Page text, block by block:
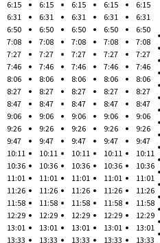
6:15
6:31
6:50
7:08
7:27
7:46
8:06
8:27
8:47
9:06
9:26
9:47
10:11
10:36
11:01
11:26
11:58
12:29
13:01
13:33
6:15
6:31
6:50
7:08
7:27
7:46
8:06
8:27
8:47
9:06
9:26
9:47
10:11
10:36
11:01
11:26
11:58
12:29
13:01
13:33
6:15
6:31
6:50
7:08
7:27
7:46
8:06
8:27
8:47
9:06
9:26
9:47
10:11
10:36
11:01
11:26
11:58
12:29
13:01
13:33
6:15
6:31
6:50
7:08
7:27
7:46
8:06
8:27
8:47
9:06
9:26
9:47
10:11
10:36
11:01
11:26
11:58
12:29
13:01
13:33
6:15
6:31
6:50
7:08
7:27
7:46
8:06
8:27
8:47
9:06
9:26
9:47
10:11
10:36
11:01
11:26
11:58
12:29
13:01
13:33